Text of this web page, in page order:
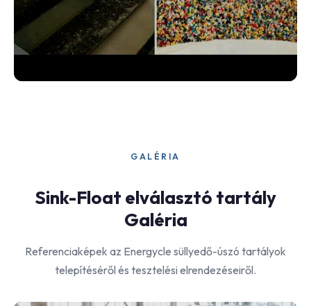
GALÉRIA
Sink-Float elválasztó tartály
Galéria
Referenciaképek az Energycle süllyedő-úszó tartályok
telepítéséről és tesztelési elrendezéseiről.